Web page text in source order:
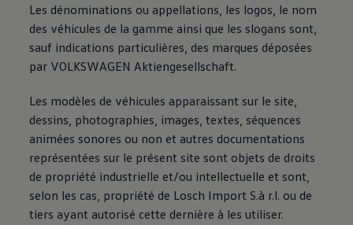
Les dénominations ou appellations, les logos, le nom
des véhicules de la gamme ainsi que les slogans sont,
sauf indications particulières, des marques déposées
par VOLKSWAGEN Aktiengesellschaft.
Les modèles de véhicules apparaissant sur le site,
dessins, photographies, images, textes, séquences
animées sonores ou non et autres documentations
représentées sur le présent site sont objets de droits
de propriété industrielle et/ou intellectuelle et sont,
selon les cas, propriété de Losch Import S.à r.l. ou de
tiers ayant autorisé cette dernière à les utiliser.